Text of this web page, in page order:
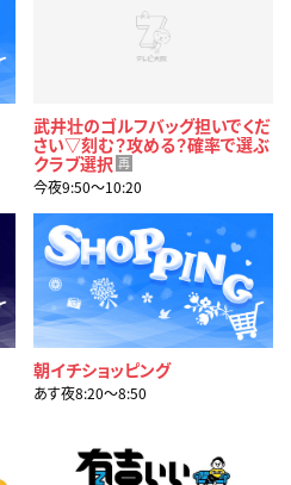
武井壮のゴルフバッグ担いでくだ
さい▽刻む？攻める？確率で選ぶ
クラブ選択 再
今夜9:50〜10:20
朝イチショッピング
あす夜8:20〜8:50